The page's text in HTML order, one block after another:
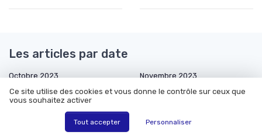
Les articles par date
Octobre 2023
Novembre 2023
Décembre 2023
Janvier 2024
Novembre 2024
Ce site utilise des cookies et vous donne le contrôle sur ceux que
vous souhaitez activer
Tout accepter Personnaliser